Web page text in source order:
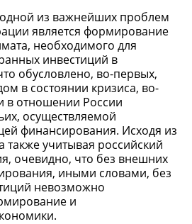
из важнейших проблем
является формирование
необходимого для
инвестиций в
обусловлено, во-первых,
в состоянии кризиса, во-
в отношении России
осуществляемой
финансирования. Исходя из
также учитывая российский
очевидно, что без внешних
иными словами, без
невозможно
и